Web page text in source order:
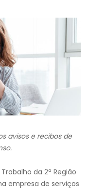
avisos e recibos de
da 2ª Região
empresa de serviços